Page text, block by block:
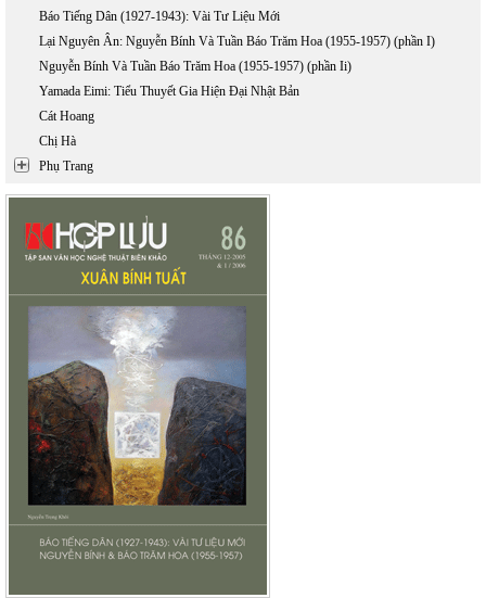
Báo Tiếng Dân (1927-1943): Vài Tư Liệu Mới
Lại Nguyên Ân: Nguyễn Bính Và Tuần Báo Trăm Hoa (1955-1957) (phần I)
Nguyễn Bính Và Tuần Báo Trăm Hoa (1955-1957) (phần Ii)
Yamada Eimi: Tiểu Thuyết Gia Hiện Đại Nhật Bản
Cát Hoang
Chị Hà
Phụ Trang